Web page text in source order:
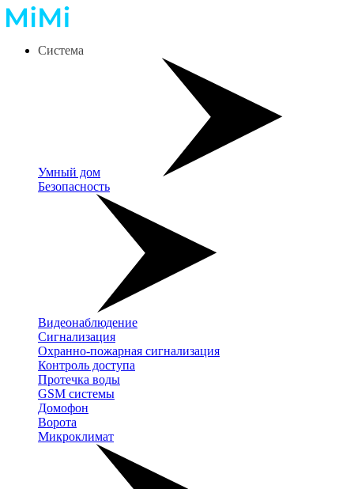
Система
Умный дом
Безопасность
Видеонаблюдение
Сигнализация
Охранно-пожарная сигнализация
Контроль доступа
Протечка воды
GSM системы
Домофон
Ворота
Микроклимат